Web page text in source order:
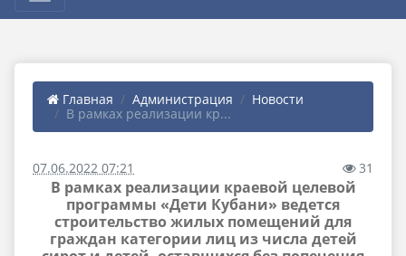
Главная Администрация
Новости
В рамках реализации кр...
07.06.2022 07:21 31
В рамках реализации краевой целевой
программы «Дети Кубани» ведется
строительство жилых помещений для
граждан категории лиц из числа детей